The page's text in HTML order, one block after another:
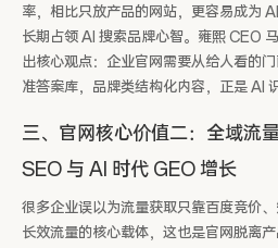
率，相比只放产品的网站，更容易成为
长期占领 AI 搜索品牌心智。雍熙 CEO
出核心观点：企业官网需要从给人看的
准答案库，品牌类结构化内容，正是 AI
三、官网核心价值二：全域流
SEO 与 AI 时代 GEO 增长
很多企业误以为流量获取只靠百度竞价
长效流量的核心载体，这也是官网脱离